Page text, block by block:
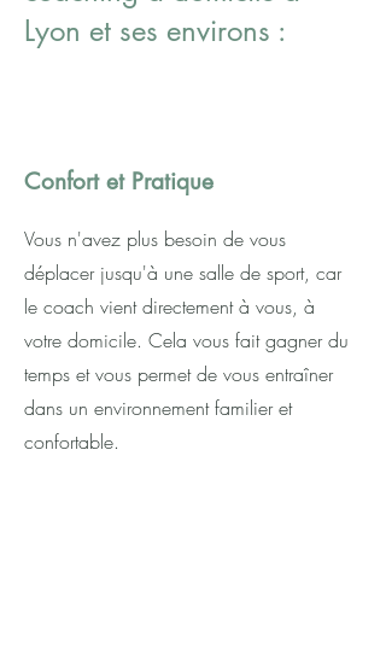
Lyon et ses environs :
Confort et Pratique
Vous n'avez plus besoin de vous
déplacer jusqu'à une salle de sport, car
le coach vient directement à vous, à
votre domicile. Cela vous fait gagner du
temps et vous permet de vous entraîner
dans un environnement familier et
confortable.